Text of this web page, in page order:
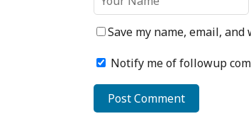
Save my name, email,
Notify me of followup